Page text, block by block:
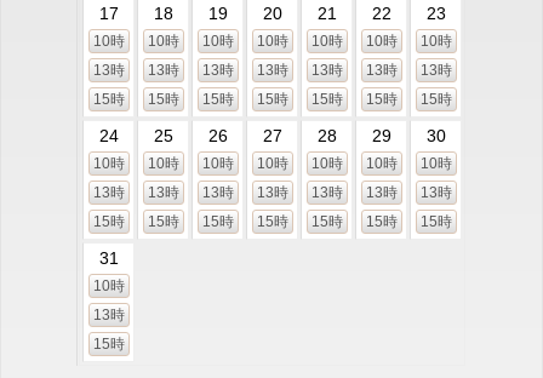
17
10時
13時
15時
18
10時
13時
15時
19
10時
13時
15時
20
10時
13時
15時
21
10時
13時
15時
22
10時
13時
15時
23
10時
13時
15時
24
10時
13時
15時
25
10時
13時
15時
26
10時
13時
15時
27
10時
13時
15時
28
10時
13時
15時
29
10時
13時
15時
30
10時
13時
15時
31
10時
13時
15時